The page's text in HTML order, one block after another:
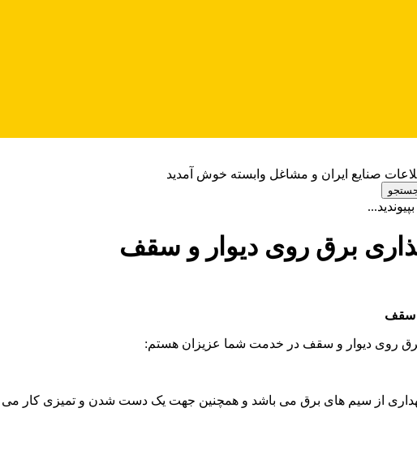
صنایع ایران و مشاغل وابسته خوش آمدید
برق روی دیوار و سقف
سقف
روی دیوار و سقف در خدمت شما عزیزان هستم:
از سیم های برق می باشد و همچنین جهت یک دست شدن و تمیزی کار می